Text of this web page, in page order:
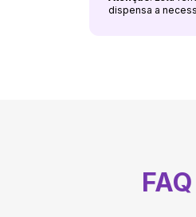
dispensa a